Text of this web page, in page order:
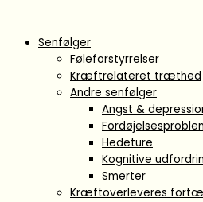
indholdetSenfølger
Føleforstyrrelser
Kræftrelateret træthed
Andre senfølger
Angst &
Hedeture
Kognitive
Smerter
Kræftoverleveres